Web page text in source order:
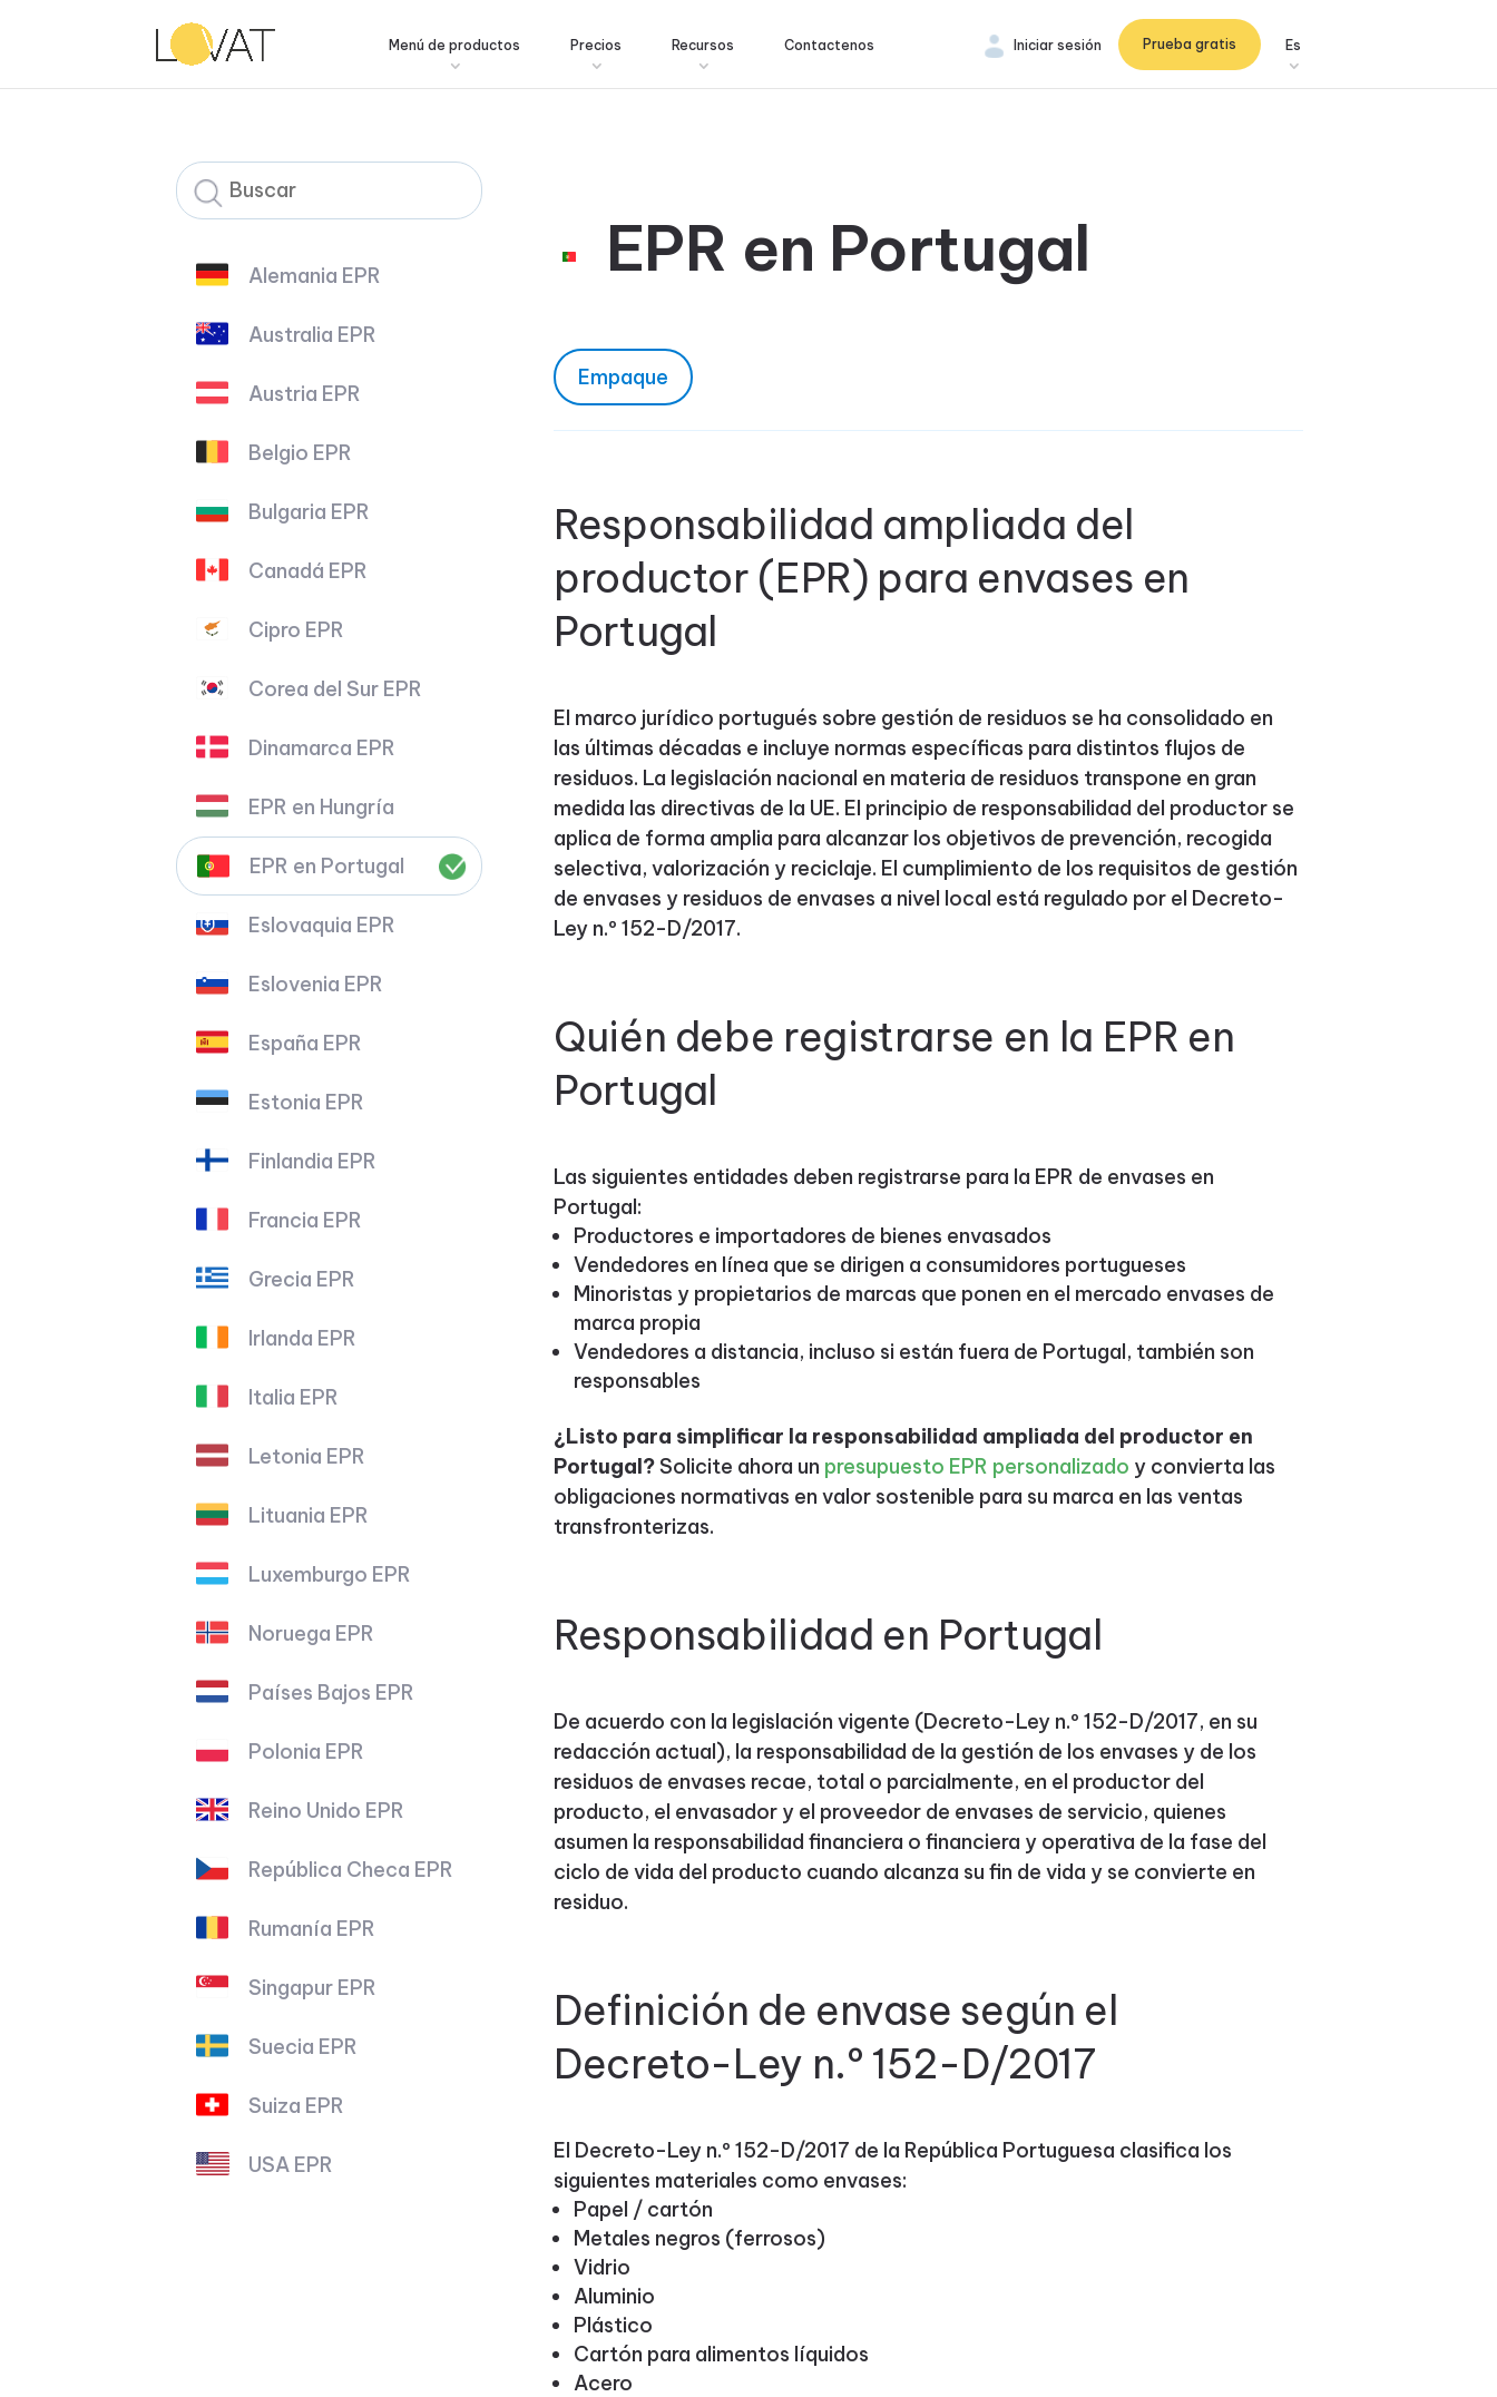
Menú de productos Precios Recursos Contactenos Es
Prueba gratis
Iniciar sesión
Alemania EPR
Australia EPR
Austria EPR
Belgio EPR
Bulgaria EPR
Canadá EPR
Cipro EPR
Corea del Sur EPR
Dinamarca EPR
EPR en Hungría
EPR en Portugal
Eslovaquia EPR
Eslovenia EPR
España EPR
Estonia EPR
Finlandia EPR
Francia EPR
Grecia EPR
Irlanda EPR
Italia EPR
Letonia EPR
Lituania EPR
Luxemburgo EPR
Noruega EPR
Países Bajos EPR
Polonia EPR
Reino Unido EPR
República Checa EPR
Rumanía EPR
Singapur EPR
Suecia EPR
Suiza EPR
USA EPR
EPR en Portugal
Empaque
Responsabilidad ampliada del
productor (EPR) para envases en
Portugal
El marco jurídico portugués sobre gestión de residuos se ha consolidado en
las últimas décadas e incluye normas específicas para distintos flujos de
residuos. La legislación nacional en materia de residuos transpone en gran
medida las directivas de la UE. El principio de responsabilidad del productor se
aplica de forma amplia para alcanzar los objetivos de prevención, recogida
selectiva, valorización y reciclaje. El cumplimiento de los requisitos de gestión
de envases y residuos de envases a nivel local está regulado por el Decreto-
Ley n.º 152-D/2017.
Quién debe registrarse en la EPR en
Portugal
Las siguientes entidades deben registrarse para la EPR de envases en
Portugal:
Productores e importadores de bienes envasados
Vendedores en línea que se dirigen a consumidores portugueses
Minoristas y propietarios de marcas que ponen en el mercado envases de
marca propia
Vendedores a distancia, incluso si están fuera de Portugal, también son
responsables
¿Listo para simplificar la responsabilidad ampliada del productor en
Portugal?Solicite ahora un presupuesto EPR personalizado y convierta las
obligaciones normativas en valor sostenible para su marca en las ventas
transfronterizas.
Responsabilidad en Portugal
De acuerdo con la legislación vigente (Decreto-Ley n.º 152-D/2017, en su
redacción actual), la responsabilidad de la gestión de los envases y de los
residuos de envases recae, total o parcialmente, en el productor del
producto, el envasador y el proveedor de envases de servicio, quienes
asumen la responsabilidad financiera o financiera y operativa de la fase del
ciclo de vida del producto cuando alcanza su fin de vida y se convierte en
residuo.
Definición de envase según el
Decreto-Ley n.º 152-D/2017
El Decreto-Ley n.º 152-D/2017 de la República Portuguesa clasifica los
siguientes materiales como envases:
Papel / cartón
Metales negros (ferrosos)
Vidrio
Aluminio
Plástico
Cartón para alimentos líquidos
Acero